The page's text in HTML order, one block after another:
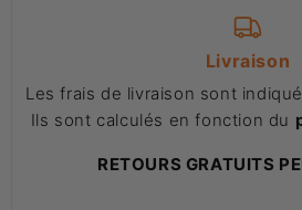
Livraison
Les frais de livraison sont
Ils sont calculés en fonction du
RETOURS GRATUITS